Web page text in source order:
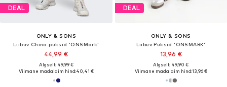
DEAL
ONLY & SONS
Liibuv Chino-püksid 'ONSMark'
44,99 €
Algselt: 49,99 €
Viimane madalaim hind:40,41 €
DEAL
ONLY & SONS
Liibuv Püksid 'ONSMARK'
13,96 €
Algselt: 49,90 €
Viimane madalaim hind:13,96 €